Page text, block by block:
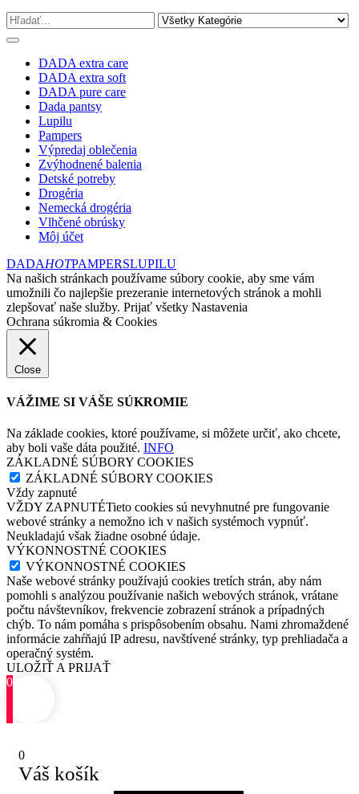
DADA extra care
DADA extra soft
DADA pure care
Dada pantsy
Lupilu
Pampers
Výpredaj oblečenia
Zvýhodnené balenia
Detské potreby
Drogéria
Nemecká drogéria
Vlhčené obrúsky
Môj účet
DADAHOTPAMPERSLUPILU
Na našich stránkach používame súbory cookie, aby sme vám
umožnili čo najlepšie prezeranie internetových stránok a mohli
zlepšovať naše služby. Prijať všetky Nastavenia
Ochrana súkromia & Cookies
Close
VÁŽIME SI VÁŠE SÚKROMIE
Na základe cookies, ktoré používame, si môžete určiť, ako chcete,
aby boli vaše dáta použité. INFO
ZÁKLADNÉ SÚBORY COOKIES
ZÁKLADNÉ SÚBORY COOKIES
Vždy zapnuté
VŽDY ZAPNUTÉTieto cookies sú nevyhnutné pre fungovanie
webové stránky a nemožno ich v našich systémoch vypnúť.
Neukladajú však žiadne osobné údaje.
VÝKONNOSTNÉ COOKIES
VÝKONNOSTNÉ COOKIES
Naše webové stránky používajú cookies tretích strán, aby nám
pomohli s analýzou používanie našich webových stránok, vrátane
počtu návštevníkov, frekvencie zobrazení stránok a prípadných
chýb. To nám pomáha s prispôsobením obsahu. Nami zhromaždené
informácie zahŕňajú IP adresu, navštívené stránky, typ prehliadača a
operačný systém.
ULOŽIŤ A PRIJAŤ
0
0
Váš košík